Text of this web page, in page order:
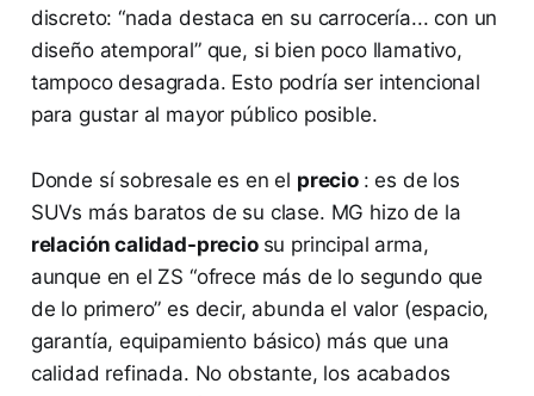
discreto: “nada destaca en su carrocería... con un
diseño atemporal” que, si bien poco llamativo,
tampoco desagrada. Esto podría ser intencional
para gustar al mayor público posible.
Donde sí sobresale es en el precio : es de los
SUVs más baratos de su clase. MG hizo de la
relación calidad-precio su principal arma,
aunque en el ZS “ofrece más de lo segundo que
de lo primero”​ es decir, abunda el valor (espacio,
garantía, equipamiento básico) más que una
calidad refinada. No obstante, los acabados